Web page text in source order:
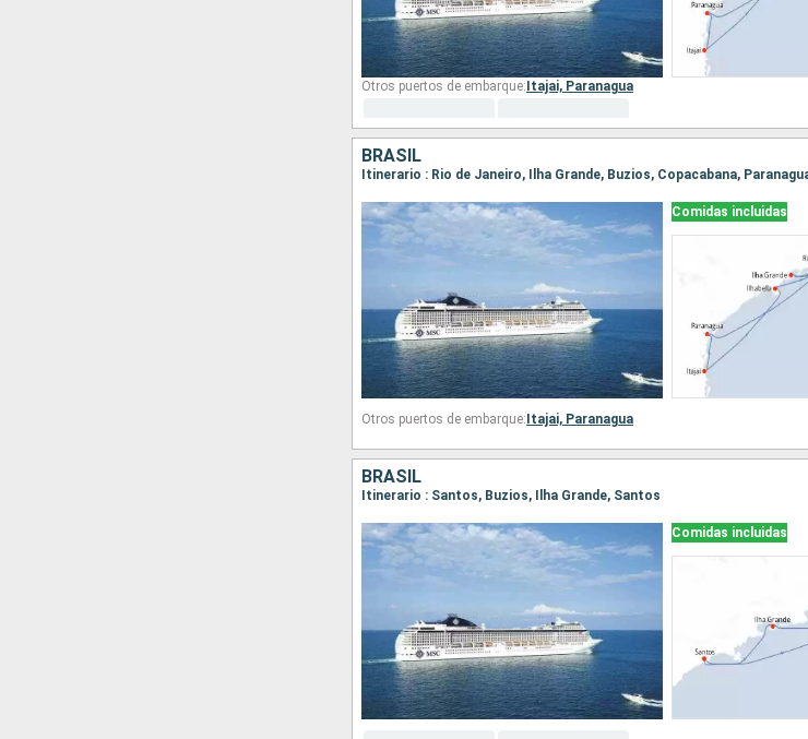
Otros puertos de embarque: Itajai, Paranagua
BRASIL
Itinerario : Rio de Janeiro, Ilha Grande, Buzios, Copacabana,
Comidas incluidas
Otros puertos de embarque: Itajai, Paranagua
BRASIL
Itinerario : Santos, Buzios, Ilha Grande, Santos
Comidas incluidas